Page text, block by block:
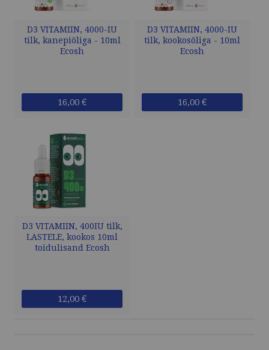
D3 VITAMIIN, 4000-IU
tilk, kanepiõliga - 10ml
Ecosh
16,00 €
D3 VITAMIIN, 4000-IU
tilk, kookosõliga - 10ml
Ecosh
16,00 €
D3 VITAMIIN, 400IU tilk,
LASTELE, kookos 10ml
toidulisand Ecosh
12,00 €